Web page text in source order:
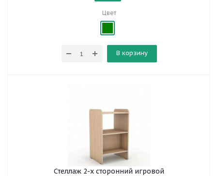
Цвет
В корзину
Стеллаж 2-х сторонний игровой